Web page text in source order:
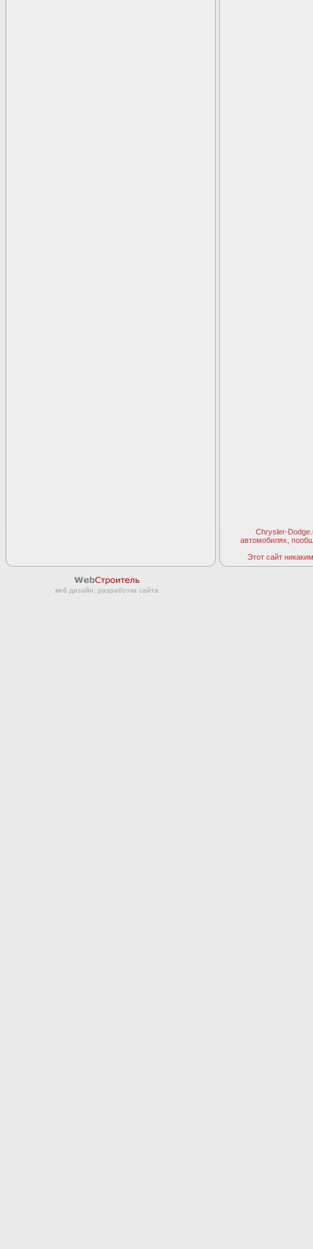
Chrysler-
автомобилях,
Этот сайт
веб дизайн, разработка сайта